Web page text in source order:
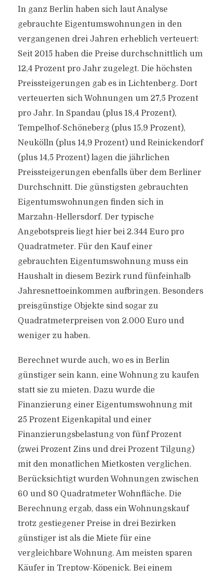
In ganz Berlin haben sich laut Analyse
gebrauchte Eigentumswohnungen in den
vergangenen drei Jahren erheblich verteuert:
Seit 2015 haben die Preise durchschnittlich um
12,4 Prozent pro Jahr zugelegt. Die höchsten
Preissteigerungen gab es in Lichtenberg. Dort
verteuerten sich Wohnungen um 27,5 Prozent
pro Jahr. In Spandau (plus 18,4 Prozent),
Tempelhof-Schöneberg (plus 15,9 Prozent),
Neukölln (plus 14,9 Prozent) und Reinickendorf
(plus 14,5 Prozent) lagen die jährlichen
Preissteigerungen ebenfalls über dem Berliner
Durchschnitt. Die günstigsten gebrauchten
Eigentumswohnungen finden sich in
Marzahn-Hellersdorf. Der typische
Angebotspreis liegt hier bei 2.344 Euro pro
Quadratmeter. Für den Kauf einer
gebrauchten Eigentumswohnung muss ein
Haushalt in diesem Bezirk rund fünfeinhalb
Jahresnettoeinkommen aufbringen. Besonders
preisgünstige Objekte sind sogar zu
Quadratmeterpreisen von 2.000 Euro und
weniger zu haben.
Berechnet wurde auch, wo es in Berlin
günstiger sein kann, eine Wohnung zu kaufen
statt sie zu mieten. Dazu wurde die
Finanzierung einer Eigentumswohnung mit
25 Prozent Eigenkapital und einer
Finanzierungsbelastung von fünf Prozent
(zwei Prozent Zins und drei Prozent Tilgung)
mit den monatlichen Mietkosten verglichen.
Berücksichtigt wurden Wohnungen zwischen
60 und 80 Quadratmeter Wohnfläche. Die
Berechnung ergab, dass ein Wohnungskauf
trotz gestiegener Preise in drei Bezirken
günstiger ist als die Miete für eine
vergleichbare Wohnung. Am meisten sparen
Käufer in Treptow-Köpenick. Bei einem